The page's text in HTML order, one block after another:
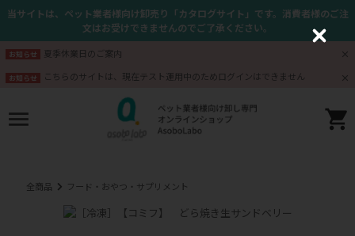
当サイトは、ペット業者様向け卸売り「カタログサイト」です。消費者様のご注
文はお受けできませんのでご了承ください。
お知らせ 夏季休業日のご案内
お知らせ こちらのサイトは、現在テスト運用中のためログインはできません
全商品 フード・おやつ・サプリメント
C